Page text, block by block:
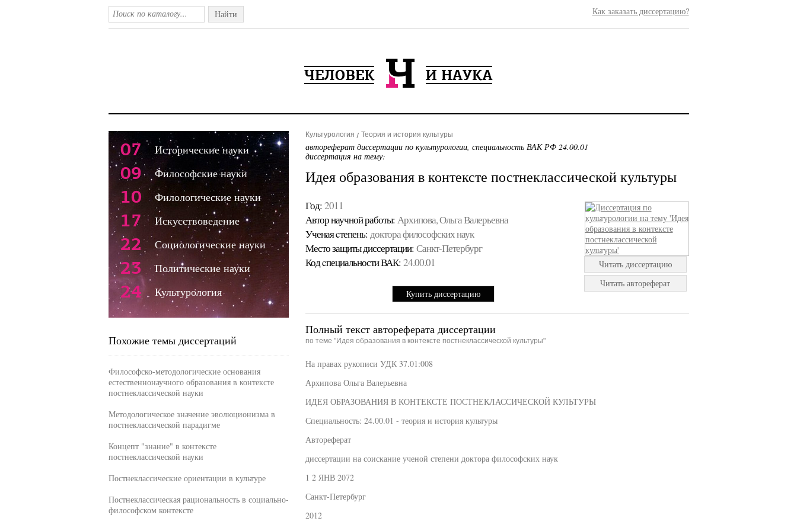
Найти Как заказать диссертацию?
Культурология Теория и история культуры
автореферат диссертации по культурологии, специальность ВАК РФ 24.00.01
диссертация на тему:
Идея образования в контексте постнеклассической культуры
Год: 2011
Автор научной работы: Архипова, Ольга Валерьевна
Ученая cтепень: доктора философских наук
Место защиты диссертации: Санкт-Петербург
Код cпециальности ВАК: 24.00.01
Купить диссертацию
Читать диссертацию
Читать автореферат
Полный текст автореферата диссертации
по теме "Идея образования в контексте постнеклассической культуры"
На правах рукописи УДК 37.01:008
Архипова Ольга Валерьевна
ИДЕЯ ОБРАЗОВАНИЯ В КОНТЕКСТЕ ПОСТНЕКЛАССИЧЕСКОЙ КУЛЬТУРЫ
Специальность: 24.00.01 - теория и история культуры
Автореферат
диссертации на соискание ученой степени доктора философских наук
1 2 ЯНВ 2072
Санкт-Петербург
2012
07 Исторические науки
09 Философские науки
10 Филологические науки
17 Искусствоведение
22 Социологические науки
23 Политические науки
24 Культурология
Похожие темы диссертаций
Философско-методологические основания
естественнонаучного образования в контексте
постнеклассической науки
Методологическое значение эволюционизма в
постнеклассической парадигме
Концепт "знание" в контексте
постнеклассической науки
Постнеклассические ориентации в культуре
Постнеклассическая рациональность в социально-
философском контексте